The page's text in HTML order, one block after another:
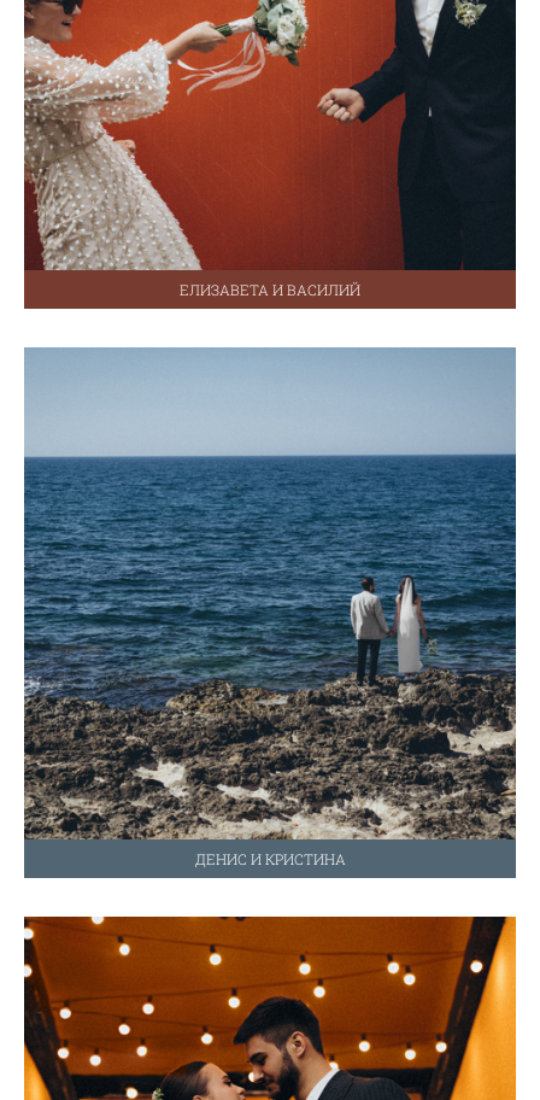
ЕЛИЗАВЕТА И ВАСИЛИЙ
ДЕНИС И КРИСТИНА